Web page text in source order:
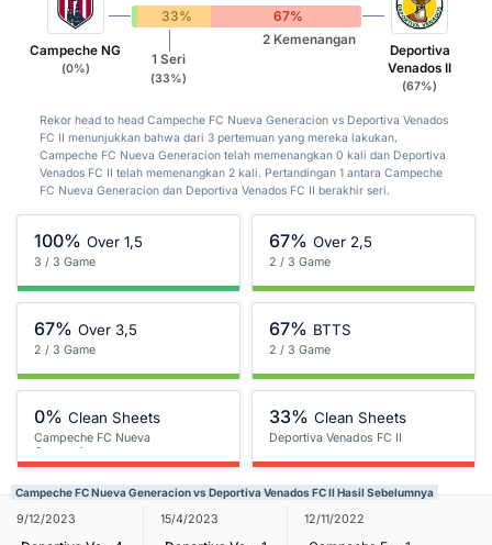
Campeche NG
(0%)
33% 67%
1 Seri
(33%)
2 Kemenangan
Deportiva
Venados II
(67%)
Rekor head to head Campeche FC Nueva Generacion vs Deportiva Venados
FC II menunjukkan bahwa dari 3 pertemuan yang mereka lakukan,
Campeche FC Nueva Generacion telah memenangkan 0 kali dan Deportiva
Venados FC II telah memenangkan 2 kali. Pertandingan 1 antara Campeche
FC Nueva Generacion dan Deportiva Venados FC II berakhir seri.
100% Over 1,5
3 / 3 Game
67% Over 2,5
2 / 3 Game
67% Over 3,5
2 / 3 Game
67% BTTS
2 / 3 Game
0% Clean Sheets
Campeche FC Nueva
Generacion
33% Clean Sheets
Deportiva Venados FC II
Campeche FC Nueva Generacion vs Deportiva Venados FC II Hasil Sebelumnya
9/12/2023 15/4/2023 12/11/2022